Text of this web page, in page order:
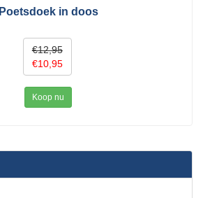
Poetsdoek in doos
€12,95
€10,95
Koop nu